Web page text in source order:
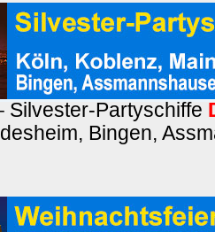
Silvester-Partyschiffe
Bingen,